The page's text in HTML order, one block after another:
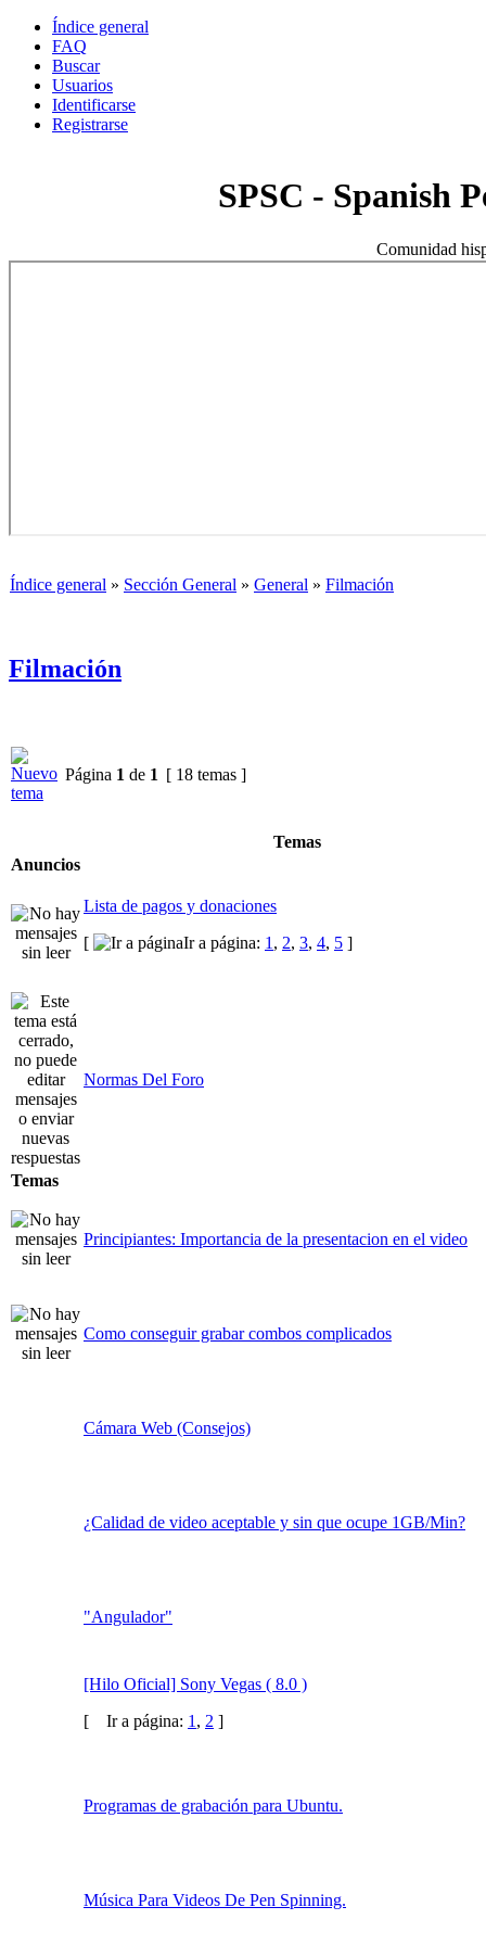
Índice general
FAQ
Buscar
Usuarios
Identificarse
Registrarse
SPSC - Spanish
Comunidad
Índice general » Sección General » General » Filmación
Filmación
Página 1 de 1 [ 18 temas ]
Temas
Anuncios
Lista de pagos y donaciones
[
Ir a página: 1 , 2, 3, 4, 5 ]
Normas Del Foro
Temas
Principiantes: Importancia de la presentacion en el video